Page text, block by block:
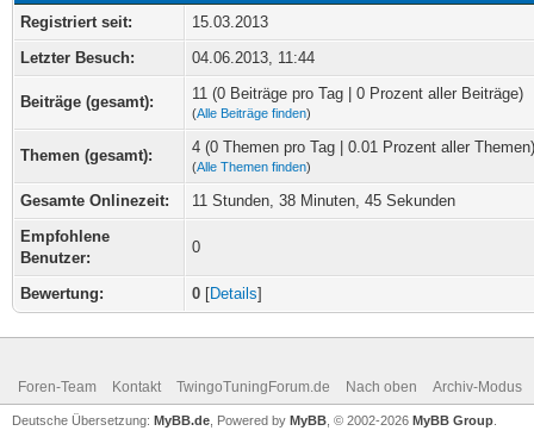
Registriert seit:
15.03.2013
Letzter Besuch:
04.06.2013, 11:44
Beiträge (gesamt): 11 (0 Beiträge pro Tag | 0 Prozent aller Beiträge)
(Alle Beiträge finden)
Themen (gesamt): 4 (0 Themen pro Tag | 0.01 Prozent aller Themen)
(Alle Themen finden)
Gesamte Onlinezeit:
11 Stunden, 38 Minuten, 45 Sekunden
Empfohlene
Benutzer:
0
Bewertung: 0 [Details]
Foren-Team Kontakt TwingoTuningForum.de Nach oben Archiv-Modus
Deutsche Übersetzung: MyBB.de , Powered by MyBB , © 2002-2026 MyBB Group